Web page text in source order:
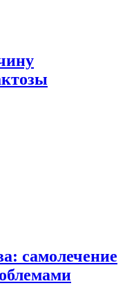
самолечение